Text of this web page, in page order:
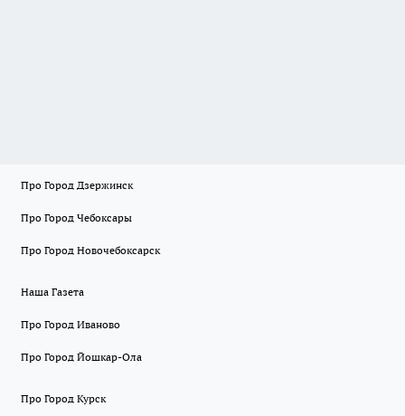
Про Город Дзержинск
Про Город Чебоксары
Про Город Новочебоксарск
Наша Газета
Про Город Иваново
Про Город Йошкар-Ола
Про Город Курск